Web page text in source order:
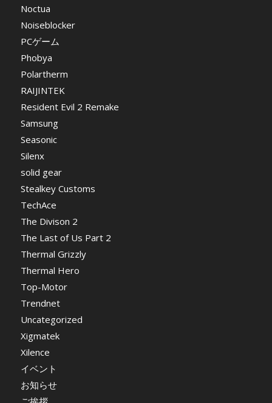
Noctua
Noiseblocker
PCゲーム
Phobya
Polartherm
RAIJINTEK
Resident Evil 2 Remake
Samsung
Seasonic
Silenx
solid gear
Stealkey Customs
TechAce
The Divison 2
The Last of Us Part 2
Thermal Grizzly
Thermal Hero
Top-Motor
Trendnet
Uncategorized
Xigmatek
Xilence
イベント
お知らせ